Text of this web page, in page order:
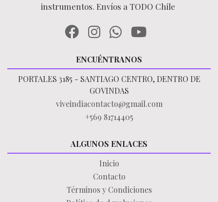
instrumentos. Envíos a TODO Chile
ENCUÉNTRANOS
PORTALES 3185 - SANTIAGO CENTRO, DENTRO DE
GOVINDAS
viveindiacontacto@gmail.com
+569 81714405
ALGUNOS ENLACES
Inicio
Contacto
Términos y Condiciones